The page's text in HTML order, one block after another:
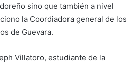
sino que también a nivel
la Coordiadora general de los
de Guevara.
Villatoro, estudiante de la